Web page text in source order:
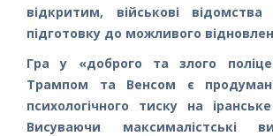
відкритим, військові
підготовку до можливого
Гра у «доброго та злого
Трампом та Венсом є
психологічного тиску на
Висуваючи максималістські